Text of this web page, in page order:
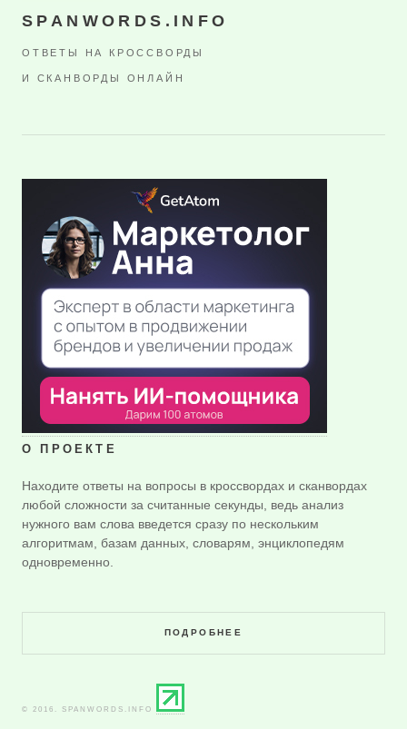
SPANWORDS.INFO
ОТВЕТЫ НА КРОССВОРДЫ
И СКАНВОРДЫ ОНЛАЙН
О ПРОЕКТЕ
Находите ответы на вопросы в кроссвордах и сканвордах
любой сложности за считанные секунды, ведь анализ
нужного вам слова введется сразу по нескольким
алгоритмам, базам данных, словарям, энциклопедям
одновременно.
ПОДРОБНЕЕ
© 2016. SPANWORDS.INFO